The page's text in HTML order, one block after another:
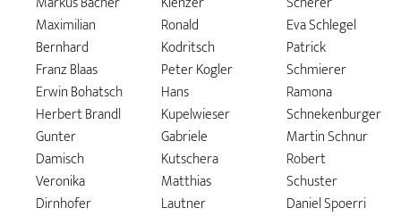
Maximilian
Bernhard
Franz Blaas
Erwin Bohatsch
Herbert Brandl
Gunter
Damisch
Veronika
Dirnhofer
Ronald
Kodritsch
Peter Kogler
Hans
Kupelwieser
Gabriele
Kutschera
Matthias
Lautner
Eva Schlegel
Patrick
Schmierer
Ramona
Schnekenburger
Martin Schnur
Robert
Schuster
Daniel Spoerri